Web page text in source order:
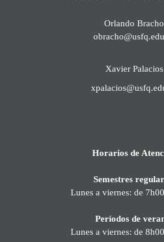
Orlando Bracho
Xavier Palacios
Horarios de
Semestres
Lunes a viernes: de
Períodos de
Lunes a viernes: de